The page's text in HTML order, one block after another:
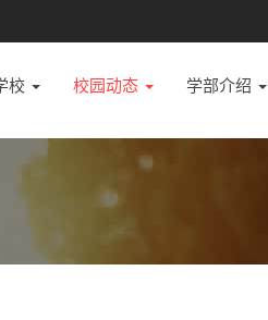
校 校园动态 学部介绍